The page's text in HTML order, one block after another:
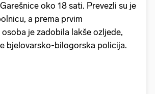
oko 18 sati. Prevezli su je
a prema prvim
je zadobila lakše ozljede,
bjelovarsko-bilogorska policija.